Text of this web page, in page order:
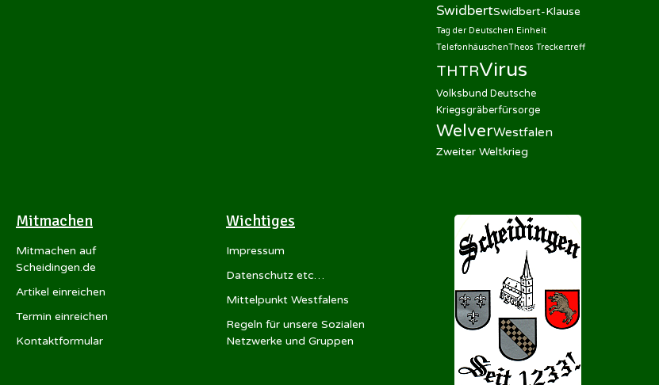
SwidbertSwidbert-Klause
Tag der Deutschen Einheit
TelefonhäuschenTheos Treckertreff
THTRVirus
Volksbund Deutsche
Kriegsgräberfürsorge
WelverWestfalen
Zweiter Weltkrieg
Mitmachen
Mitmachen auf
Scheidingen.de
Artikel einreichen
Termin einreichen
Kontaktformular
Wichtiges
Impressum
Datenschutz etc…
Mittelpunkt Westfalens
Regeln für unsere Sozialen
Netzwerke und Gruppen